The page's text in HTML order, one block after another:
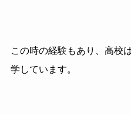
この時の経験もあり、高校
学しています。